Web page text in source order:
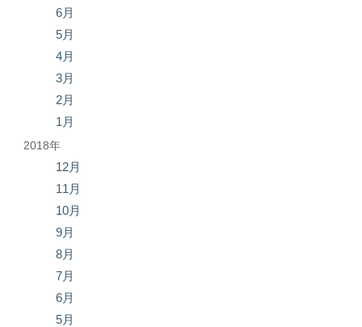
6月
5月
4月
3月
2月
1月
2018年
12月
11月
10月
9月
8月
7月
6月
5月